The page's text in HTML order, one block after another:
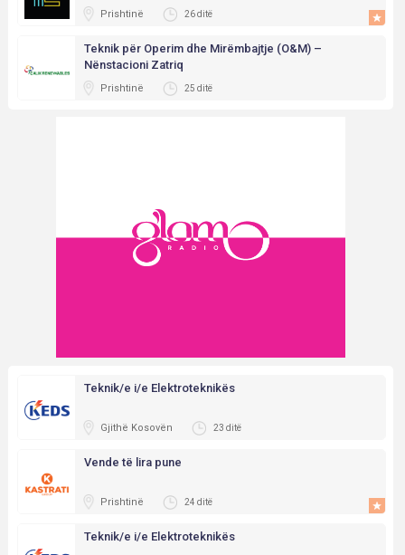
Prishtinë 26 ditë
Teknik për Operim dhe Mirëmbajtje (O&M) –
Nënstacioni Zatriq
Prishtinë 25 ditë
Teknik/e i/e Elektroteknikës
Gjithë Kosovën 23 ditë
Vende të lira pune
Prishtinë 24 ditë
Teknik/e i/e Elektroteknikës